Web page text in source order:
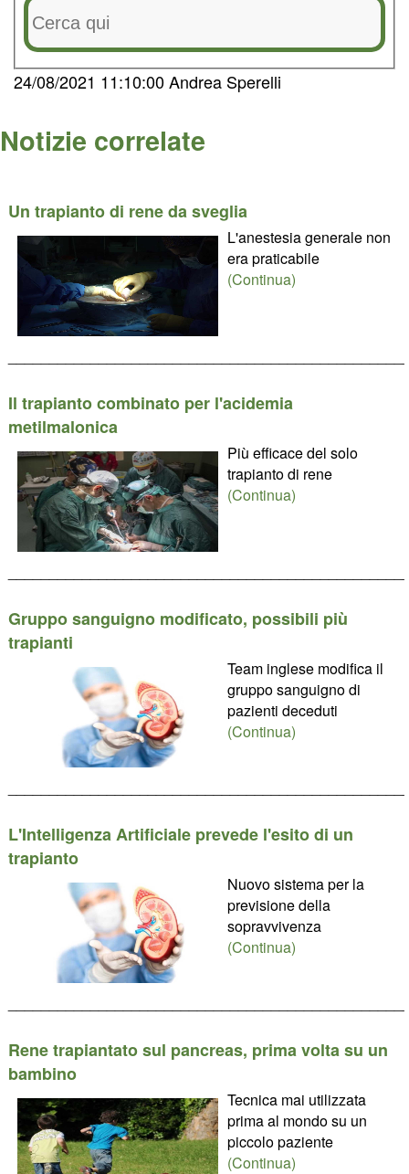
24/08/2021 11:10:00 Andrea Sperelli
Notizie correlate
Un trapianto di rene da sveglia
L'anestesia generale non
era praticabile
(Continua)
Il trapianto combinato per l'acidemia
metilmalonica
Più efficace del solo
trapianto di rene
(Continua)
Gruppo sanguigno modificato, possibili più
trapianti
Team inglese modifica il
gruppo sanguigno di
pazienti deceduti
(Continua)
L'Intelligenza Artificiale prevede l'esito di un
trapianto
Nuovo sistema per la
previsione della
sopravvivenza
(Continua)
Rene trapiantato sul pancreas, prima volta su un
bambino
Tecnica mai utilizzata
prima al mondo su un
piccolo paziente
(Continua)